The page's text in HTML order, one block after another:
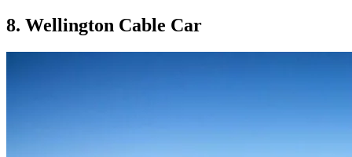
8. Wellington Cable Car